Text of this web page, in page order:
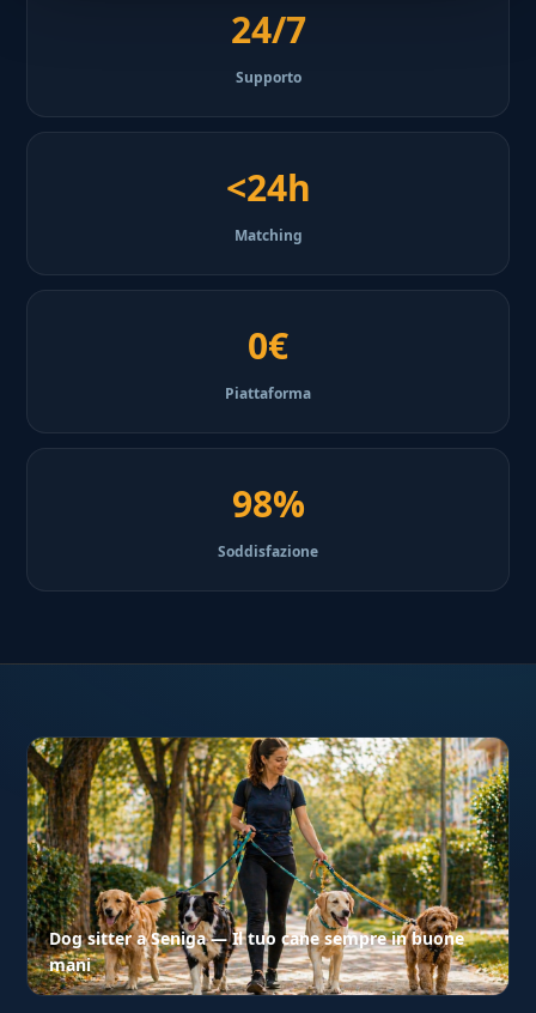
24/7
Supporto
<24h
Matching
0€
Piattaforma
98%
Soddisfazione
Dog sitter a Seniga — Il tuo cane sempre in buone
mani